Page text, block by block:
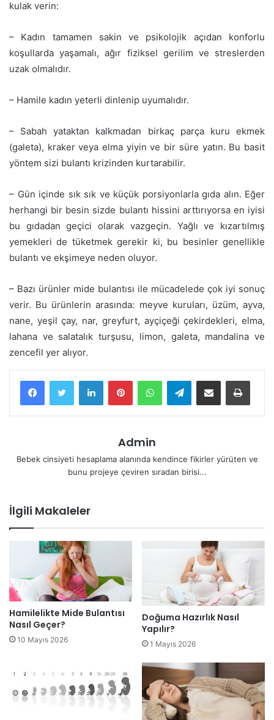
kulak verin:
– Kadın tamamen sakin ve psikolojik açıdan konforlu
koşullarda yaşamalı, ağır fiziksel gerilim ve streslerden
uzak olmalıdır.
– Hamile kadın yeterli dinlenip uyumalıdır.
– Sabah yataktan kalkmadan birkaç parça kuru ekmek
(galeta), kraker veya elma yiyin ve bir süre yatın. Bu basit
yöntem sizi bulantı krizinden kurtarabilir.
– Gün içinde sık sık ve küçük porsiyonlarla gıda alın. Eğer
herhangi bir besin sizde bulantı hissini arttırıyorsa en iyisi
bu gıdadan geçici olarak vazgeçin. Yağlı ve kızartılmış
yemekleri de tüketmek gerekir ki, bu besinler genellikle
bulantı ve ekşimeye neden oluyor.
– Bazı ürünler mide bulantısı ile mücadelede çok iyi sonuç
verir. Bu ürünlerin arasında: meyve kuruları, üzüm, ayva,
nane, yeşil çay, nar, greyfurt, ayçiçeği çekirdekleri, elma,
lahana ve salatalık turşusu, limon, galeta, mandalina ve
zencefil yer alıyor.
LinkedInPinterestWhatsAppTelegramE-Posta ile paylaş Yazdır
Admin
Bebek cinsiyeti hesaplama alanında kendince fikirler yürüten ve
bunu projeye çeviren sıradan birisi...
İlgili Makaleler
Hamilelikte Mide Bulantısı
Nasıl Geçer?
10 Mayıs 2026
Doğuma Hazırlık Nasıl
Yapılır?
1 Mayıs 2026